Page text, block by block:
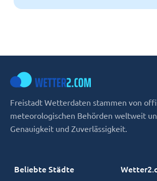
Freistadt Wetterdaten stammen von
meteorologischen Behörden weltweit
Genauigkeit und Zuverlässigkeit.
Beliebte Städte